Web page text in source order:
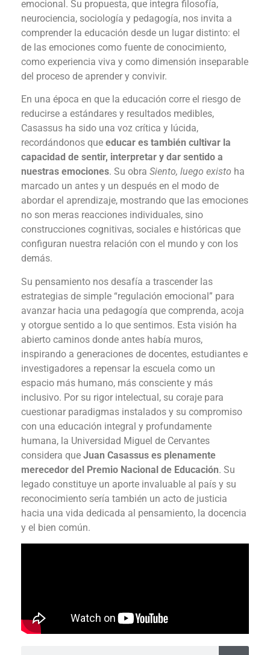
emocional. Su propuesta, que integra filosofía,
neurociencia, sociología y pedagogía, nos invita a
comprender la educación desde un lugar distinto: el
de las emociones como fuente de conocimiento,
como experiencia viva y como dimensión inseparable
del proceso de aprender y convivir.
En una época en que la educación corre el riesgo de
reducirse a estándares y resultados medibles,
Casassus ha sido una voz crítica y lúcida,
recordándonos que educar es también cultivar la
capacidad de sentir, interpretar y dar sentido a
nuestras emociones. Su obra Siento, luego existo ha
marcado un antes y un después en el modo de
abordar el aprendizaje, mostrando que las emociones
no son meras reacciones individuales, sino
construcciones cognitivas, sociales e históricas que
configuran nuestra relación con el mundo y con los
demás.
Su pensamiento nos desafía a trascender las
estrategias de simple “regulación emocional” para
avanzar hacia una pedagogía que comprenda, acoja
y otorgue sentido a lo que sentimos. Esta visión ha
abierto caminos donde antes había muros,
inspirando a generaciones de docentes, estudiantes e
investigadores a repensar la escuela como un
espacio más humano, más consciente y más
inclusivo. Por su rigor intelectual, su coraje para
cuestionar paradigmas instalados y su compromiso
con una educación integral y profundamente
humana, la Universidad Miguel de Cervantes
considera que Juan Casassus es plenamente
merecedor del Premio Nacional de Educación. Su
legado constituye un aporte invaluable al país y su
reconocimiento sería también un acto de justicia
hacia una vida dedicada al pensamiento, la docencia
y el bien común.